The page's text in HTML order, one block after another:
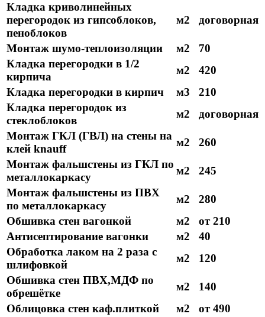
Кладка криволинейных
перегородок из гипсоблоков,
пеноблоков
м2 договорная
Монтаж шумо-теплоизоляции м2
70
Кладка перегородки в 1/2
кирпича
м2
420
Кладка перегородки в кирпич
м3
210
Кладка перегородок из
стеклоблоков
м2
договорная
Монтаж ГКЛ (ГВЛ) на стены на
клей knauff
м2
260
Монтаж фальшстены из ГКЛ по
металлокаркасу
м2
245
Монтаж фальшстены из ПВХ
по металлокаркасу
м2
280
Обшивка стен вагонкой
м2
от 210
Антисептирование вагонки
м2
40
Обработка лаком на 2 раза с
шлифовкой
м2
120
Обшивка стен ПВХ,МДФ по
обрешётке
м2
140
Облицовка стен каф.плиткой
м2
от 490